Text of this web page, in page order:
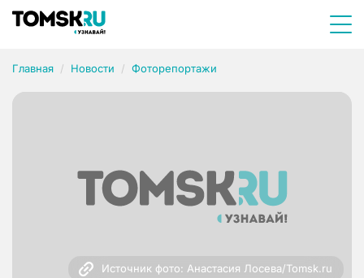
Главная Новости Фоторепортажи
Источник фото: Анастасия Лосева/Tomsk.ru